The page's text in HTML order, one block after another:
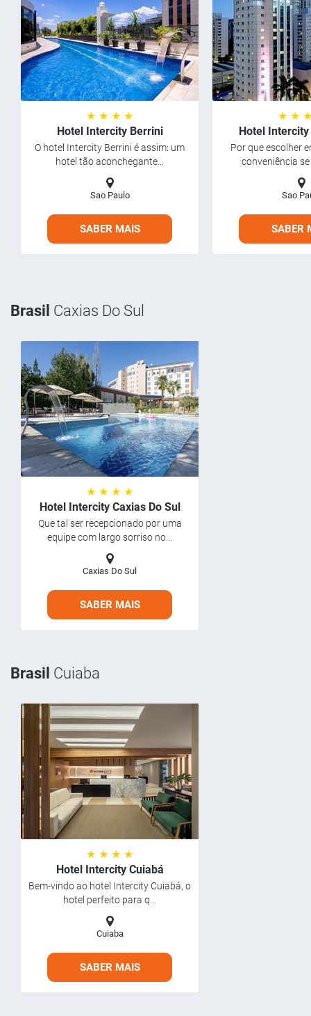
★ ★ ★ ★
Hotel Intercity Berrini
O hotel Intercity Berrini é assim: um
hotel tão aconchegante...
Sao Paulo
SABER MAIS
★ ★
Hotel
Por que escolher
conveniência
Sao
SABER
Brasil Caxias Do Sul
★ ★ ★ ★
Hotel Intercity Caxias Do Sul
Que tal ser recepcionado por uma
equipe com largo sorriso no...
Caxias Do Sul
SABER MAIS
Brasil Cuiaba
★ ★ ★ ★
Hotel Intercity Cuiabá
Bem-vindo ao hotel Intercity Cuiabá, o
hotel perfeito para q...
Cuiaba
SABER MAIS